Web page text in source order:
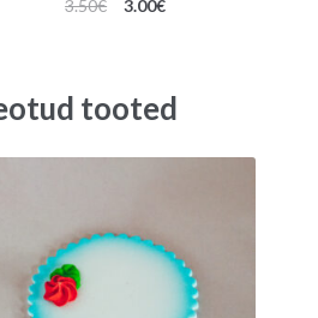
3.50€
Algne
3.00€Praegune
tooted